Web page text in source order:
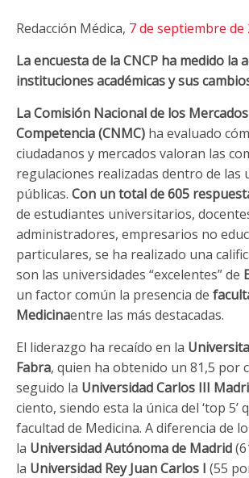
Redacción Médica, 7 de septiembre de
La encuesta de la CNCP ha medido la
instituciones académicas y sus
La Comisión Nacional de los
Competencia (CNMC) ha evaluado
ciudadanos y mercados valoran las
regulaciones realizadas dentro de las
públicas. Con un total de 605
de estudiantes universitarios,
administradores, empresarios no
particulares, se ha realizado una
son las universidades “excelentes” de
un factor común la presencia de
Medicinaentre las más destacadas.
El liderazgo ha recaído en la
Fabra, quien ha obtenido un 81,5 por
seguido la Universidad Carlos III
ciento, siendo esta la única del ‘top 5’
facultad de Medicina. A diferencia de
la Universidad Autónoma de Madrid
la Universidad Rey Juan Carlos I (55